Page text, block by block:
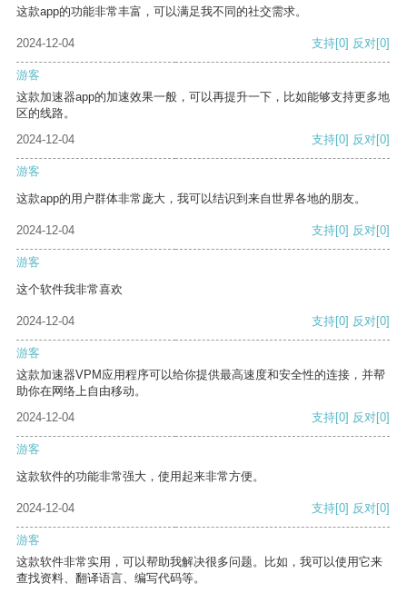
这款app的功能非常丰富，可以满足我不同的社交需求。
2024-12-04 支持[0] 反对[0]
游客
这款加速器app的加速效果一般，可以再提升一下，比如能够支持更多地
区的线路。
2024-12-04
支持[0] 反对[0]
游客
这款app的用户群体非常庞大，我可以结识到来自世界各地的朋友。
2024-12-04 支持[0] 反对[0]
游客
这个软件我非常喜欢
2024-12-04 支持[0] 反对[0]
游客
这款加速器VPM应用程序可以给你提供最高速度和安全性的连接，并帮
助你在网络上自由移动。
2024-12-04
支持[0] 反对[0]
游客
这款软件的功能非常强大，使用起来非常方便。
2024-12-04 支持[0] 反对[0]
游客
这款软件非常实用，可以帮助我解决很多问题。比如，我可以使用它来
查找资料、翻译语言、编写代码等。